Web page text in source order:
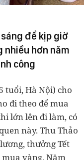
để kịp giờ
nhiều hơn năm
công
tuổi, Hà Nội) cho
đi theo để mua
lớn lên đi làm, có
này. Thu Thảo
thưởng Tết
vàng. Năm